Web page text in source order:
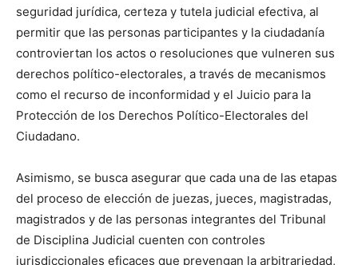
seguridad jurídica, certeza y tutela judicial efectiva, al
permitir que las personas participantes y la ciudadanía
controviertan los actos o resoluciones que vulneren sus
derechos político-electorales, a través de mecanismos
como el recurso de inconformidad y el Juicio para la
Protección de los Derechos Político-Electorales del
Ciudadano.
Asimismo, se busca asegurar que cada una de las etapas
del proceso de elección de juezas, jueces, magistradas,
magistrados y de las personas integrantes del Tribunal
de Disciplina Judicial cuenten con controles
jurisdiccionales eficaces que prevengan la arbitrariedad,